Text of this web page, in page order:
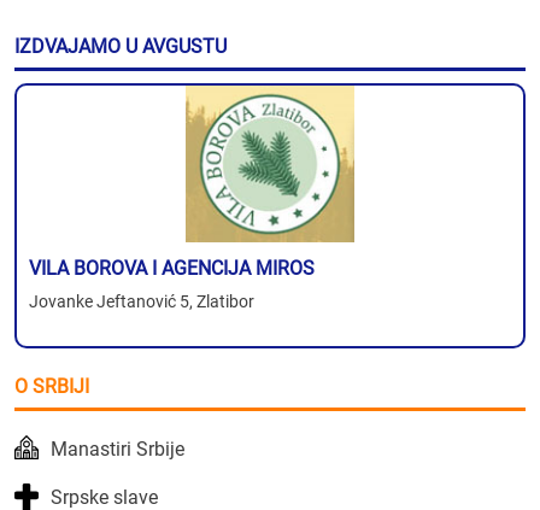
IZDVAJAMO U AVGUSTU
VILA BOROVA I AGENCIJA MIROS
Jovanke Jeftanović 5, Zlatibor
O SRBIJI
Manastiri Srbije
Srpske slave